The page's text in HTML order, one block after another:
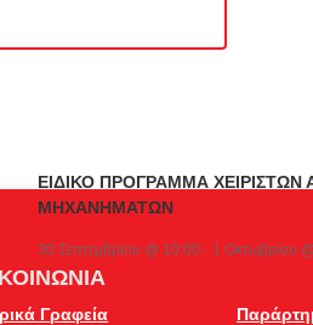
ΕΙΔΙΚΟ ΠΡΟΓΡΑΜΜΑ
ΜΗΧΑΝΗΜΑΤΩΝ
30 Σεπτεμβρίου @ 10:00- 1 Οκτωβρίου
Γραφεία